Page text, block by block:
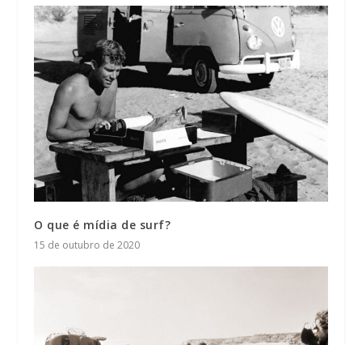
O que é mídia de surf?
15 de outubro de 2020